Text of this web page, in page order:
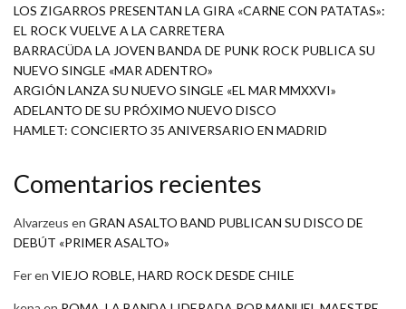
LOS ZIGARROS PRESENTAN LA GIRA «CARNE CON PATATAS»:
EL ROCK VUELVE A LA CARRETERA
BARRACÜDA LA JOVEN BANDA DE PUNK ROCK PUBLICA SU
NUEVO SINGLE «MAR ADENTRO»
ARGIÓN LANZA SU NUEVO SINGLE «EL MAR MMXXVI»
ADELANTO DE SU PRÓXIMO NUEVO DISCO
HAMLET: CONCIERTO 35 ANIVERSARIO EN MADRID
Comentarios recientes
Alvarzeus en GRAN ASALTO BAND PUBLICAN SU DISCO DE
DEBÚT «PRIMER ASALTO»
Feren VIEJO ROBLE, HARD ROCK DESDE CHILE